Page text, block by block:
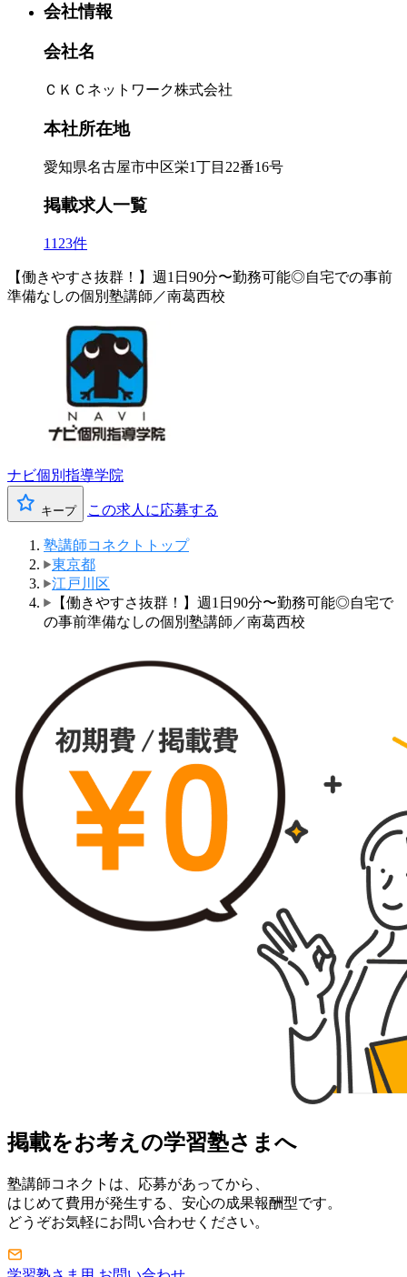
会社情報
会社名
ＣＫＣネットワーク株式会社
本社所在地
愛知県名古屋市中区栄1丁目22番16号
掲載求人一覧
1123件
【働きやすさ抜群！】週1日90分〜勤務可能◎自宅での事前
準備なしの個別塾講師／南葛西校
ナビ個別指導学院
キープ この求人に応募する
塾講師コネクトトップ
東京都
江戸川区
【働きやすさ抜群！】週1日90分〜勤務可能◎自宅で
の事前準備なしの個別塾講師／南葛西校
掲載をお考えの学習塾さまへ
塾講師コネクトは、応募があってから、
はじめて費用が発生する、安心の成果報酬型です。
どうぞお気軽にお問い合わせください。